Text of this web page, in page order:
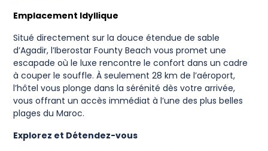
Emplacement Idyllique
Situé directement sur la douce étendue de sable
d’Agadir, l’Iberostar Founty Beach vous promet une
escapade où le luxe rencontre le confort dans un cadre
à couper le souffle. À seulement 28 km de l’aéroport,
l’hôtel vous plonge dans la sérénité dès votre arrivée,
vous offrant un accès immédiat à l’une des plus belles
plages du Maroc.
Explorez et Détendez-vous